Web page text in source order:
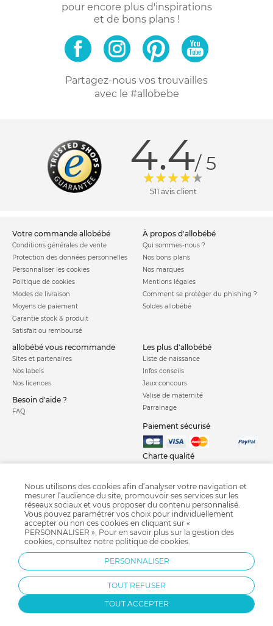
pour encore plus d'inspirations
et de bons plans !
Partagez-nous vos trouvailles
avec le #allobebe
4.4/ 5
511 avis client
votre commande allobébé
Conditions générales de vente
Protection des données personnelles
Personnaliser les cookies
Politique de cookies
Modes de livraison
Moyens de paiement
Garantie stock & produit
Satisfait ou remboursé
à propos d'allobébé
Qui sommes-nous ?
Nos bons plans
Nos marques
Mentions légales
Comment se protéger du phishing ?
Soldes allobébé
allobébé vous recommande
Sites et partenaires
Nos labels
Nos licences
Besoin d'aide ?
FAQ
les plus d'allobébé
Liste de naissance
Infos conseils
Jeux concours
Valise de maternité
Parrainage
Paiement sécurisé
Charte qualité
Sofalange Baignoire bébé Couches bébé
Matelas à langer
Sortie de bain bébé
Protection par reCAPTCHA
Nous utilisons des cookies afin d’analyser votre navigation et
mesurer l’audience du site, promouvoir ses services sur les
réseaux sociaux et vous proposer du contenu personnalisé.
Vous pouvez paramétrer vos choix pour individuellement
accepter ou non ces cookies en cliquant sur «
PERSONNALISER ». Pour en savoir plus sur la gestion des
cookies, consultez notre politique de cookies.
PERSONNALISER
TOUT REFUSER
TOUT ACCEPTER